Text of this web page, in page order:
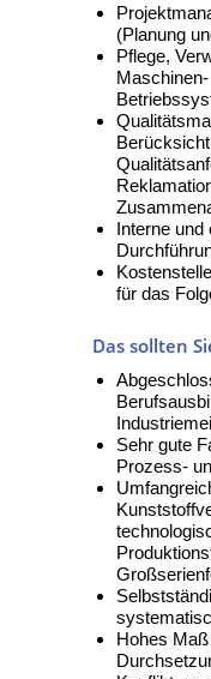
(Planung
Pflege,
Interne und
für das
Das sollten
Sehr gute
Prozess-
Hohes